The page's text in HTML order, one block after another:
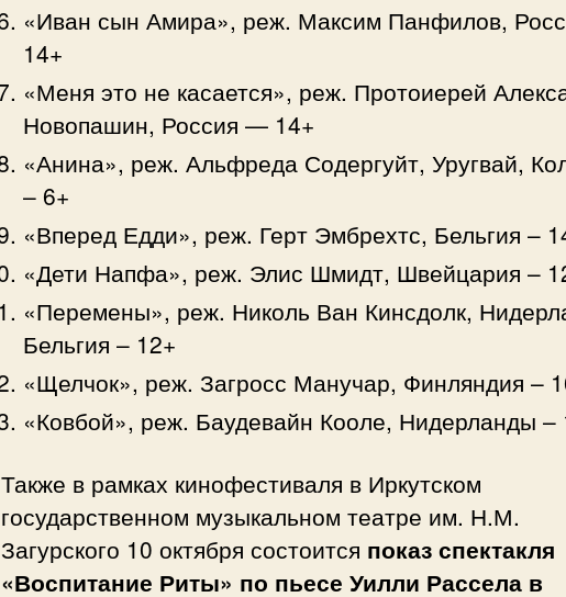
«Иван сын Амира», реж. Максим Панфилов,
14+
«Меня это не касается», реж. Протоиерей
Новопашин, Россия — 14+
«Анина», реж. Альфреда Содергуйт, Уругвай,
– 6+
«Вперед Едди», реж. Герт Эмбрехтс, Бельгия –
«Дети Напфа», реж. Элис Шмидт, Швейцария –
«Перемены», реж. Николь Ван Кинсдолк,
Бельгия – 12+
«Щелчок», реж. Загросс Манучар, Финляндия –
«Ковбой», реж. Баудевайн Кооле, Нидерланды –
Также в рамках кинофестиваля в Иркутском
государственном музыкальном театре им. Н.М.
Загурского 10 октября состоится показ спектакля
«Воспитание Риты» по пьесе Уилли Рассела в